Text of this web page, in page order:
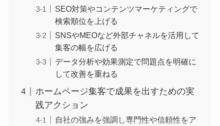
SEO対策やコンテンツマーケティングで
検索順位を上げる
SNSやMEOなど外部チャネルを活用して
集客の幅を広げる
データ分析や効果測定で問題点を明確に
して改善を重ねる
ホームページ集客で成果を出すための実
践アクション
自社の強みを強調し専門性や信頼性をア